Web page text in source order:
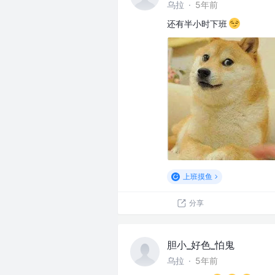
乌拉 · 5年前
还有半小时下班
上班摸鱼
分享
胆小_好色_怕鬼
乌拉 · 5年前